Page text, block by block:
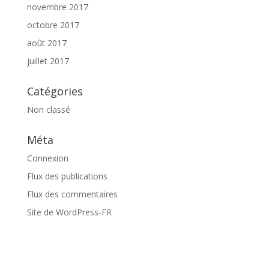
novembre 2017
octobre 2017
août 2017
juillet 2017
Catégories
Non classé
Méta
Connexion
Flux des publications
Flux des commentaires
Site de WordPress-FR